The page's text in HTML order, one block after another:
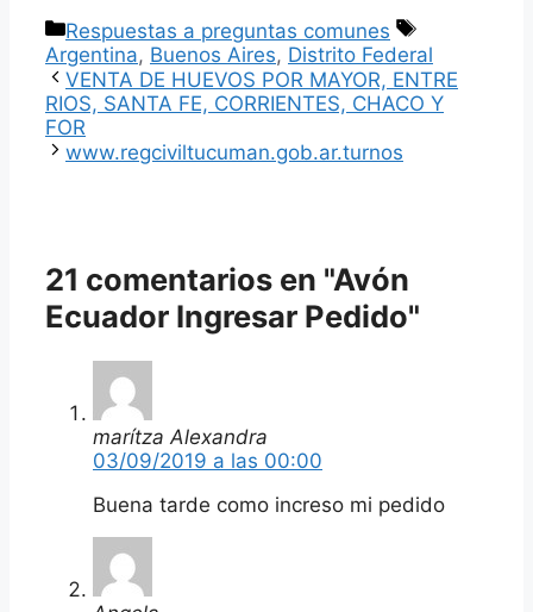
Categorías
Respuestas a preguntas comunes
Etiquetas
Argentina, Buenos Aires, Distrito Federal
VENTA DE HUEVOS POR MAYOR, ENTRE
RIOS, SANTA FE, CORRIENTES, CHACO Y
FOR
www.regciviltucuman.gob.ar.turnos
21 comentarios en "Avón
Ecuador Ingresar Pedido"
marítza Alexandra
03/09/2019 a las 00:00
Buena tarde como increso mi pedido